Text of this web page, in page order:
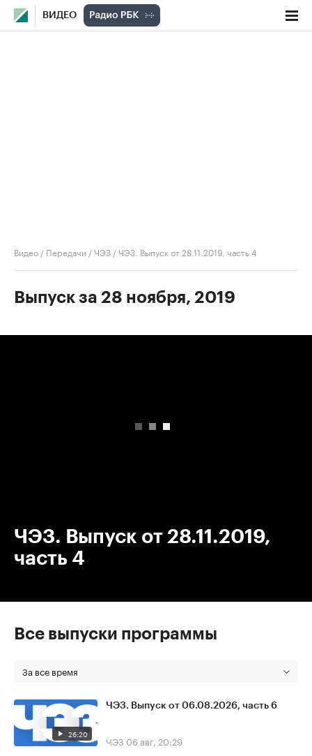
ВИДЕО
Видео / Передачи /ЧЭЗ /ЧЭЗ. Выпуск от 28.11.2019, часть 4
Выпуск за 28 ноября, 2019
ЧЭЗ. Выпуск от 28.11.2019,
часть 4
Все выпуски программы
За все время
26:20
ЧЭЗ. Выпуск от 06.08.2026, часть 6
ЧЭЗ 06 авг, 20:29